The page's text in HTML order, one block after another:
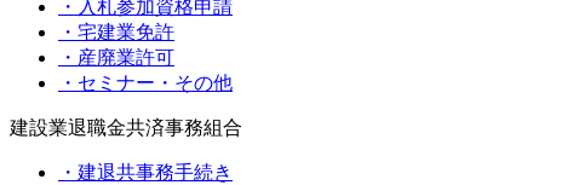
・入札参加資格申請
・宅建業免許
・産廃業許可
・セミナー・その他
建設業退職金共済事務組合
・建退共事務手続き